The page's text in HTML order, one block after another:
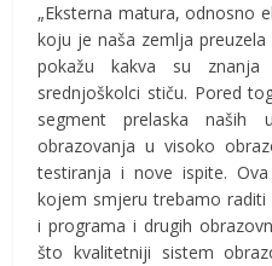
„Eksterna matura, odnosno
koju je naša zemlja
pokažu kakva su
srednjoškolci stiču. Pored
segment prelaska naših
obrazovanja u visoko
testiranja i nove ispite.
kojem smjeru trebamo
i programa i drugih
što kvalitetniji sistem